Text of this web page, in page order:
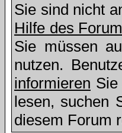
Sie sind nicht
Hilfe des
Sie müssen
nutzen.
informieren
lesen, suchen
diesem Forum